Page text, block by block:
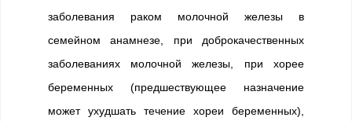
заболевания раком молочной железы в
семейном анамнезе, при доброкачественных
заболеваниях молочной железы, при хорее
беременных (предшествующее назначение
может ухудшать течение хореи беременных),